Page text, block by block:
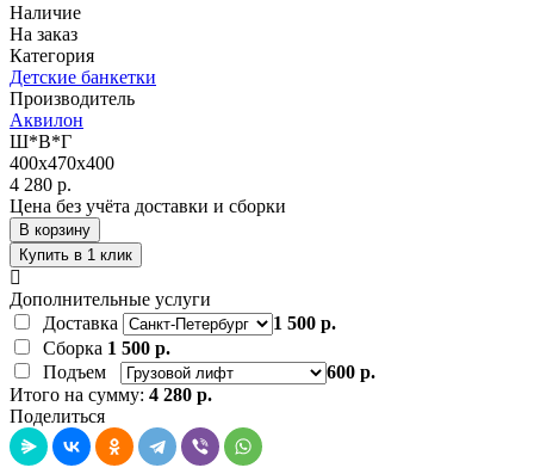
Наличие
На заказ
Категория
Детские банкетки
Производитель
Аквилон
Ш*В*Г
400x470x400
4 280 р.
Цена без учёта доставки и сборки
В корзину
Купить в 1 клик
Дополнительные услуги
Доставка
1 500 р.
Сборка 1 500 р.
Подъем
600 р.
Итого на сумму: 4 280 р.
Поделиться